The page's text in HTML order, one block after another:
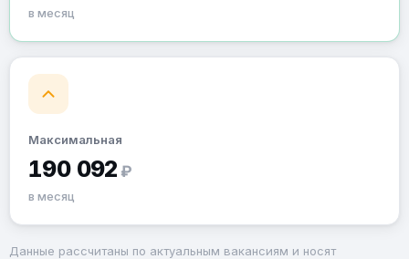
в месяц
Максимальная
190 092 ₽
в месяц
Данные рассчитаны по актуальным вакансиям и носят